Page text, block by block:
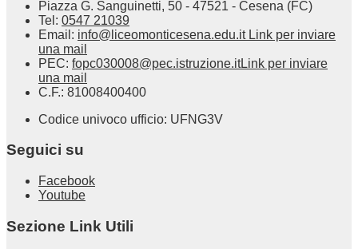
Piazza G. Sanguinetti, 50 - 47521 - Cesena (FC)
Tel: 0547 21039
Email: info@liceomonticesena.edu.it Link per inviare
una mail
PEC: fopc030008@pec.istruzione.itLink per inviare
una mail
C.F.: 81008400400
Codice univoco ufficio: UFNG3V
Seguici su
Facebook
Youtube
Sezione Link Utili